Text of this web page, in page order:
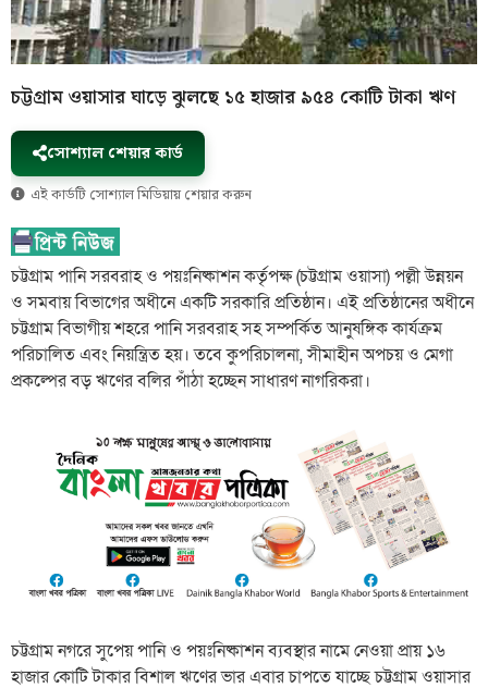
চট্টগ্রাম ওয়াসার ঘাড়ে ঝুলছে ১৫ হাজার ৯৫৪ কোটি টাকা ঋণ
সোশ্যাল শেয়ার কার্ড
এই কার্ডটি সোশ্যাল মিডিয়ায় শেয়ার করুন
চট্টগ্রাম পানি সরবরাহ ও পয়ঃনিষ্কাশন কর্তৃপক্ষ (চট্টগ্রাম ওয়াসা) পল্লী উন্নয়ন
ও সমবায় বিভাগের অধীনে একটি সরকারি প্রতিষ্ঠান। এই প্রতিষ্ঠানের অধীনে
চট্টগ্রাম বিভাগীয় শহরে পানি সরবরাহ সহ সম্পর্কিত আনুষঙ্গিক কার্যক্রম
পরিচালিত এবং নিয়ন্ত্রিত হয়। তবে কুপরিচালনা, সীমাহীন অপচয় ও মেগা
প্রকল্পের বড় ঋণের বলির পাঁঠা হচ্ছেন সাধারণ নাগরিকরা।
চট্টগ্রাম নগরে সুপেয় পানি ও পয়ঃনিষ্কাশন ব্যবস্থার নামে নেওয়া প্রায় ১৬
হাজার কোটি টাকার বিশাল ঋণের ভার এবার চাপতে যাচ্ছে চট্টগ্রাম ওয়াসার